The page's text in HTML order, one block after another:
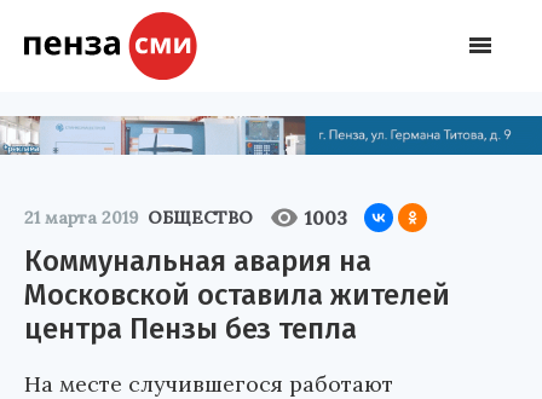
21 марта 2019 ОБЩЕСТВО 1003
Коммунальная авария на
Московской оставила жителей
центра Пензы без тепла
На месте случившегося работают